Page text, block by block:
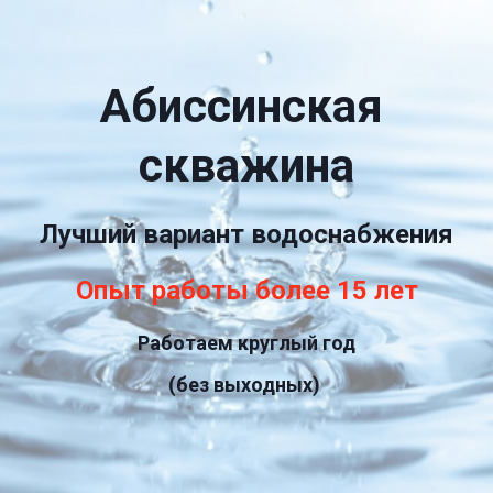
Абиссинская
скважина
Лучший вариант водоснабжения
Опыт работы более 15 лет
Работаем круглый год
(без выходных)